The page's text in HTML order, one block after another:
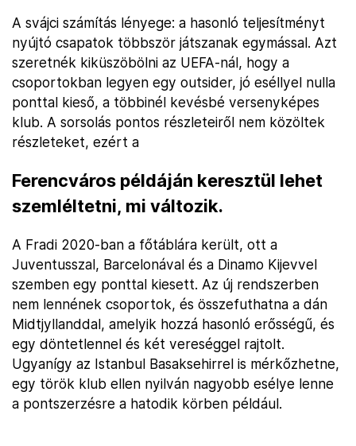
A svájci számítás lényege: a hasonló teljesítményt
nyújtó csapatok többször játszanak egymással. Azt
szeretnék kiküszöbölni az UEFA-nál, hogy a
csoportokban legyen egy outsider, jó eséllyel nulla
ponttal kieső, a többinél kevésbé versenyképes
klub. A sorsolás pontos részleteiről nem közöltek
részleteket, ezért a
Ferencváros példáján keresztül lehet
szemléltetni, mi változik.
A Fradi 2020-ban a főtáblára került, ott a
Juventusszal, Barcelonával és a Dinamo Kijevvel
szemben egy ponttal kiesett. Az új rendszerben
nem lennének csoportok, és összefuthatna a dán
Midtjyllanddal, amelyik hozzá hasonló erősségű, és
egy döntetlennel és két vereséggel rajtolt.
Ugyanígy az Istanbul Basaksehirrel is mérkőzhetne,
egy török klub ellen nyilván nagyobb esélye lenne
a pontszerzésre a hatodik körben például.